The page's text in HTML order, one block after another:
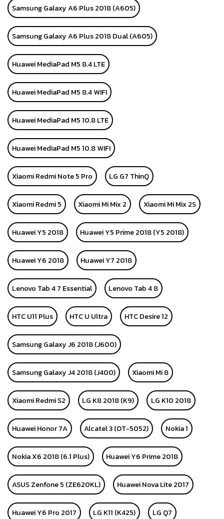
Samsung Galaxy A6 Plus 2018 (A605)
Samsung Galaxy A6 Plus 2018 Dual (A605)
Huawei MediaPad M5 8.4 LTE
Huawei MediaPad M5 8.4 WIFI
Huawei MediaPad M5 10.8 LTE
Huawei MediaPad M5 10.8 WIFI
Xiaomi Redmi Note 5 Pro LG G7 ThinQ
Xiaomi Redmi 5 Xiaomi Mi Mix 2 Xiaomi Mi Mix 2S
Huawei Y5 2018 Huawei Y5 Prime 2018 (Y5 2018)
Huawei Y6 2018 Huawei Y7 2018
Lenovo Tab 4 7 Essential Lenovo Tab 4 8
HTC U11 Plus HTC U Ultra HTC Desire 12
Samsung Galaxy J6 2018 (J600)
Samsung Galaxy J4 2018 (J400) Xiaomi Mi 8
Xiaomi Redmi S2 LG K8 2018 (K9) LG K10 2018
Huawei Honor 7A Alcatel 3 (OT-5052) Nokia 1
Nokia X6 2018 (6.1 Plus) Huawei Y6 Prime 2018
ASUS Zenfone 5 (ZE620KL) Huawei Nova Lite 2017
Huawei Y6 Pro 2017 LG K11 (K425) LG Q7